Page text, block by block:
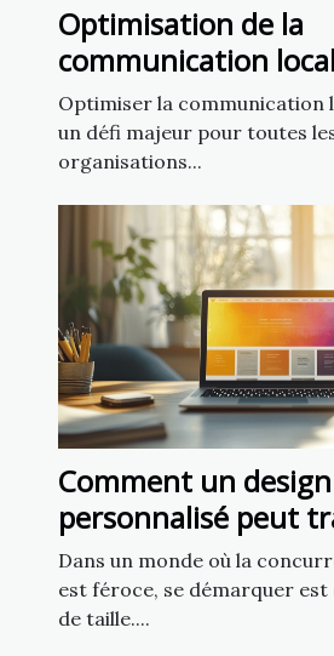
Optimisation de la
communication
exploiter un fichier
mairies
Optimiser la communication
un défi majeur pour toutes
organisations...
Comment un design
personnalisé peut
votre présence en
Dans un monde où la
est féroce, se démarquer est
de taille....